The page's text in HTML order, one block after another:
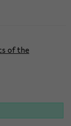
of the